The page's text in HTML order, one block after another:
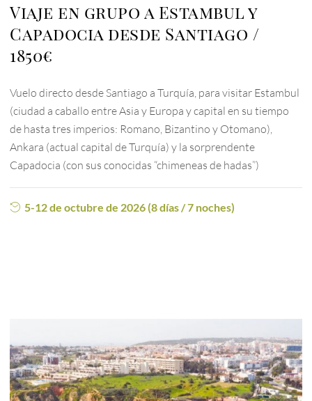
Viaje en grupo a Estambul y
Capadocia desde Santiago
1850€
Vuelo directo desde Santiago a Turquía, para visitar Estambul
(ciudad a caballo entre Asia y Europa y capital en su tiempo
de hasta tres imperios: Romano, Bizantino y Otomano),
Ankara (actual capital de Turquía) y la sorprendente
Capadocia (con sus conocidas “chimeneas de hadas”)
5-12 de octubre de 2026 (8 días / 7 noches)